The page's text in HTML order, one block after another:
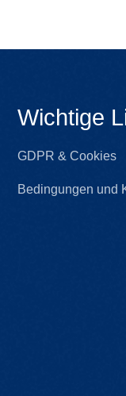
Wichtige
GDPR & Cookies
Bedingungen und